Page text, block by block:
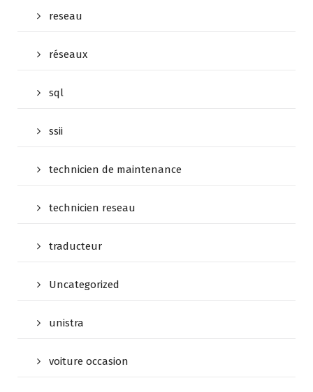
reseau
réseaux
sql
ssii
technicien de maintenance
technicien reseau
traducteur
Uncategorized
unistra
voiture occasion